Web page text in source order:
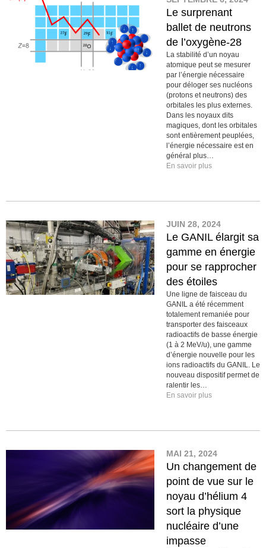
Le surprenant
ballet de neutrons
de l’oxygène-28
La stabilité d’un noyau
atomique peut se mesurer
par l’énergie nécessaire
pour déloger ses nucléons
(protons et neutrons) des
orbitales les plus externes.
Dans les noyaux dits
magiques, dont les orbitales
sont entièrement peuplées,
l’énergie nécessaire est en
général plus…
En savoir plus
JUIN 28, 2024
Le GANIL élargit sa
gamme en énergie
pour se rapprocher
des étoiles
Une ligne de faisceau du
GANIL a été récemment
totalement remaniée pour
transporter des faisceaux
radioactifs de basse énergie
(1 à 2 MeV/u), une gamme
d’énergie nouvelle pour les
ions radioactifs du GANIL. Le
nouveau dispositif permet de
ralentir les…
En savoir plus
MAI 21, 2024
Un changement de
point de vue sur le
noyau d’hélium 4
sort la physique
nucléaire d’une
impasse